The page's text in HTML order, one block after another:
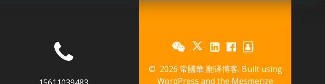
© 2026 常國華 翻译博客. Built using
WordPress and the Mesmerize